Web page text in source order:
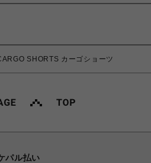
SHORTS カーゴショーツ
パル払い